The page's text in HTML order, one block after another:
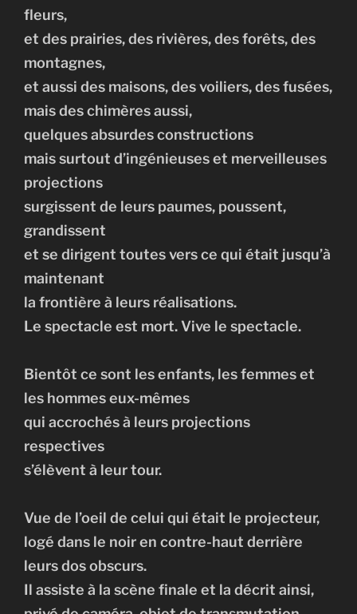
fleurs,
et des prairies, des rivières, des forêts, des
montagnes,
et aussi des maisons, des voiliers, des fusées,
mais des chimères aussi,
quelques absurdes constructions
mais surtout d’ingénieuses et merveilleuses
projections
surgissent de leurs paumes, poussent,
grandissent
et se dirigent toutes vers ce qui était jusqu’à
maintenant
la frontière à leurs réalisations.
Le spectacle est mort. Vive le spectacle.
Bientôt ce sont les enfants, les femmes et
les hommes eux-mêmes
qui accrochés à leurs projections
respectives
s’élèvent à leur tour.
Vue de l’oeil de celui qui était le projecteur,
logé dans le noir en contre-haut derrière
leurs dos obscurs.
Il assiste à la scène finale et la décrit ainsi,